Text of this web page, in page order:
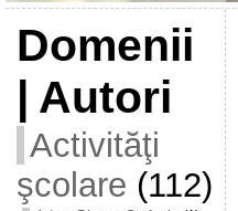
Domenii
| Autori
Activităţi
şcolare (112)